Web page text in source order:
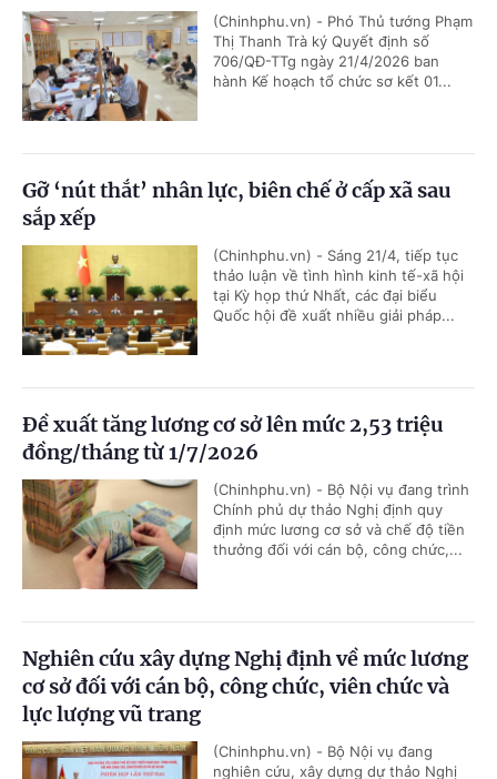
(Chinhphu.vn) - Phó Thủ tướng Phạm
Thị Thanh Trà ký Quyết định số
706/QĐ-TTg ngày 21/4/2026 ban
hành Kế hoạch tổ chức sơ kết 01...
Gỡ ‘nút thắt’ nhân lực, biên chế ở cấp xã sau
sắp xếp
(Chinhphu.vn) - Sáng 21/4, tiếp tục
thảo luận về tình hình kinh tế-xã hội
tại Kỳ họp thứ Nhất, các đại biểu
Quốc hội đề xuất nhiều giải pháp...
Đề xuất tăng lương cơ sở lên mức 2,53 triệu
đồng/tháng từ 1/7/2026
(Chinhphu.vn) - Bộ Nội vụ đang trình
Chính phủ dự thảo Nghị định quy
định mức lương cơ sở và chế độ tiền
thưởng đối với cán bộ, công chức,...
Nghiên cứu xây dựng Nghị định về mức lương
cơ sở đối với cán bộ, công chức, viên chức và
lực lượng vũ trang
(Chinhphu.vn) - Bộ Nội vụ đang
nghiên cứu, xây dựng dự thảo Nghị